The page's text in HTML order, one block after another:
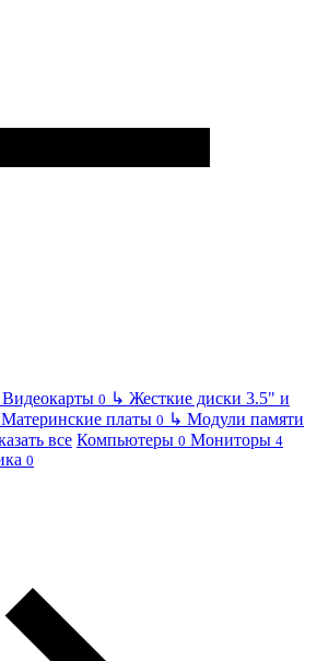
Видеокарты 0 ↳ Жесткие диски 3.5" и
Материнские платы 0 ↳ Модули памяти
все Компьютеры 0 Мониторы 4
0